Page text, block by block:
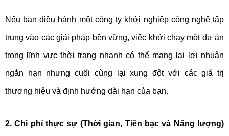
Nếu bạn điều hành một công ty khởi nghiệp công nghệ tập
trung vào các giải pháp bền vững, việc khởi chạy một dự án
trong lĩnh vực thời trang nhanh có thể mang lại lợi nhuận
ngắn hạn nhưng cuối cùng lại xung đột với các giá trị
thương hiệu và định hướng dài hạn của bạn.
2. Chi phí thực sự (Thời gian, Tiền bạc và Năng lượng)